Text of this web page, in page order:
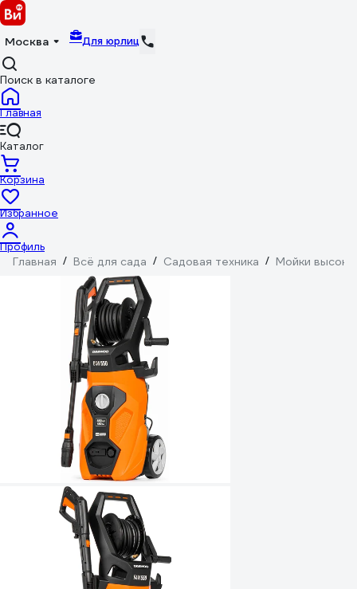
Москва Для юрлиц
Поиск в каталоге
Главная
Каталог
Корзина
Избранное
Профиль
Главная / Всё для сада / Садовая техника / Мойки